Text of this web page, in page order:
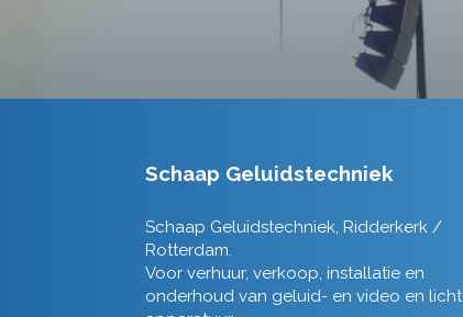
Schaap Geluidstechniek
Schaap Geluidstechniek, Ridderkerk /
Rotterdam.
Voor verhuur, verkoop, installatie en
onderhoud van geluid- en video en licht